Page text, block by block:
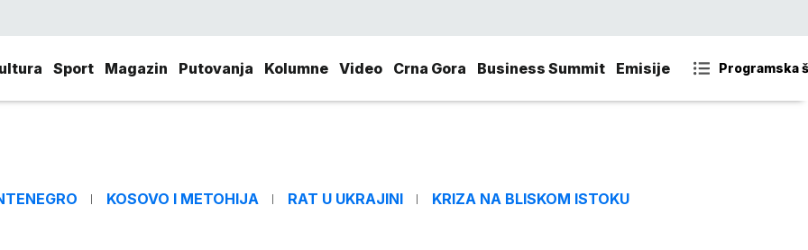
Sport Magazin Putovanja Kolumne Video Crna Gora Business Summit Emisije Programska
KOSOVO I METOHIJA RAT U UKRAJINI KRIZA NA BLISKOM ISTOKU